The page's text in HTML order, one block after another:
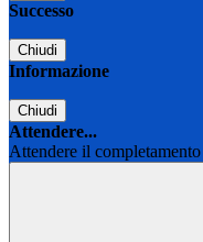
Successo
Chiudi
Informazione
Chiudi
Attendere...
Attendere il